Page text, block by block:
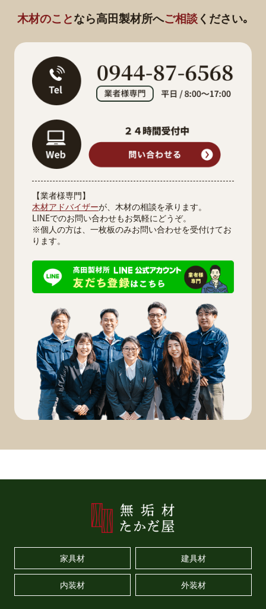
木材のことなら高田製材所へご相談ください｡
【業者様専門】
木材アドバイザーが、木材の相談を承ります。
LINEでのお問い合わせもお気軽にどうぞ。
※個人の方は、一枚板のみお問い合わせを受付けてお
ります。
家具材 建具材
内装材 外装材